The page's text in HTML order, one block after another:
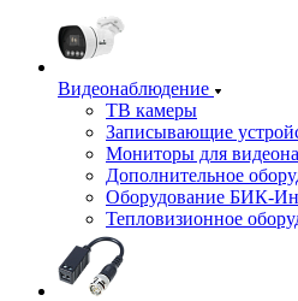
Видеонаблюдение
ТВ камеры
Записывающие
Мониторы для
Дополнительное
Оборудование БИК-
Тепловизионное